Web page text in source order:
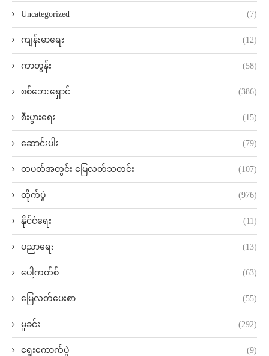
Uncategorized (7)
ကျန်းမာရေး (12)
ကာတွန်း (58)
စစ်ဘေးရှောင် (386)
စီးပွားရေး (15)
ဆောင်းပါး (79)
တပတ်အတွင်း မြေလတ်သတင်း (107)
တိုက်ပွဲ (976)
နိုင်ငံရေး (11)
ပညာရေး (13)
ပေါ့ကတ်စ် (63)
မြေလတ်ပေးစာ (55)
မှုခင်း (292)
ရွေးကောက်ပွဲ (9)